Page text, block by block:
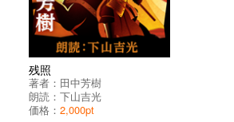
残照
著者： 田中芳樹
朗読：下山吉光
価格：2,000pt